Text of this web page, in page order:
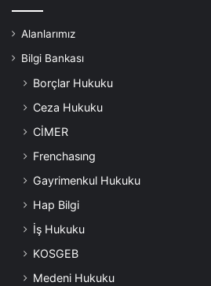
Alanlarımız
Bilgi Bankası
Borçlar Hukuku
Ceza Hukuku
CİMER
Frenchasıng
Gayrimenkul Hukuku
Hap Bilgi
İş Hukuku
KOSGEB
Medeni Hukuku